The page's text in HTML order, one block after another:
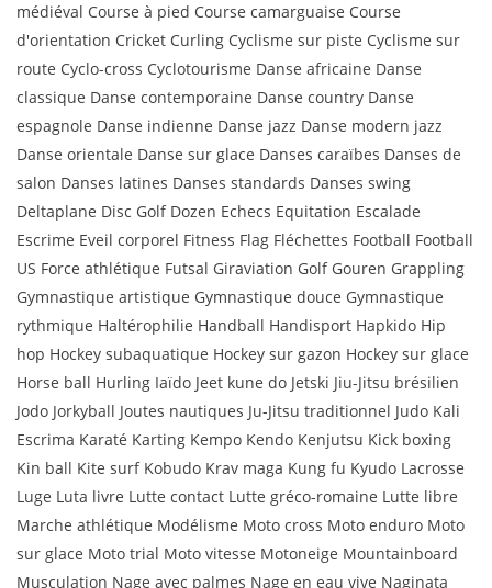
médiéval Course à pied Course camarguaise Course
d'orientation Cricket Curling Cyclisme sur piste Cyclisme sur
route Cyclo-cross Cyclotourisme Danse africaine Danse
classique Danse contemporaine Danse country Danse
espagnole Danse indienne Danse jazz Danse modern jazz
Danse orientale Danse sur glace Danses caraïbes Danses de
salon Danses latines Danses standards Danses swing
Deltaplane Disc Golf Dozen Echecs Equitation Escalade
Escrime Eveil corporel Fitness Flag Fléchettes Football Football
US Force athlétique Futsal Giraviation Golf Gouren Grappling
Gymnastique artistique Gymnastique douce Gymnastique
rythmique Haltérophilie Handball Handisport Hapkido Hip
hop Hockey subaquatique Hockey sur gazon Hockey sur glace
Horse ball Hurling Iaïdo Jeet kune do Jetski Jiu-Jitsu brésilien
Jodo Jorkyball Joutes nautiques Ju-Jitsu traditionnel Judo Kali
Escrima Karaté Karting Kempo Kendo Kenjutsu Kick boxing
Kin ball Kite surf Kobudo Krav maga Kung fu Kyudo Lacrosse
Luge Luta livre Lutte contact Lutte gréco-romaine Lutte libre
Marche athlétique Modélisme Moto cross Moto enduro Moto
sur glace Moto trial Moto vitesse Motoneige Mountainboard
Musculation Nage avec palmes Nage en eau vive Naginata